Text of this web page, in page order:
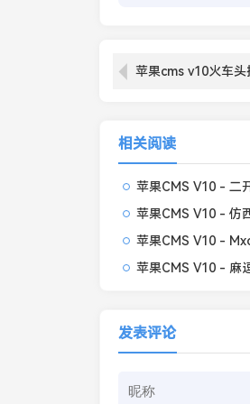
苹果cms v10火车
相关阅读
苹果CMS V10 - 二
发表评论